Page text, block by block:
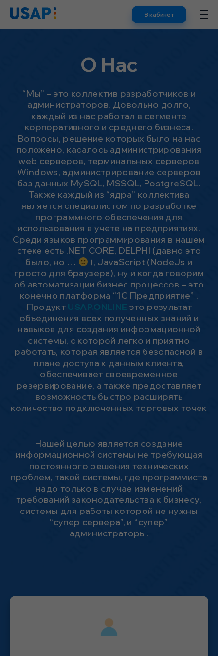
Skip
content
В кабинет
О Нас
“Мы” – это коллектив разработчиков и
администраторов. Довольно долго,
каждый из нас работал в сегменте
корпоративного и среднего бизнеса.
Вопросы, решение которых было на нас
положено, касалось администрирования
web серверов, терминальных серверов
Windows, администрирование серверов
баз данных MySQL, MSSQL, PostgreSQL.
Также каждый из “ядра” коллектива
является специалистом по разработке
программного обеспечения для
использования в учете на предприятиях.
Среди языков программирования в нашем
стеке есть .NET CORE, DELPHI (давно это
было, но …
), JavaScript (NodeJs и
просто для браузера), ну и когда говорим
об автоматизации бизнес процессов – это
конечно платформа “1С Предприятие” .
Продукт USAP.ONLINE это результат
объединения всех полученных знаний и
навыков для создания информационной
системы, с которой легко и приятно
работать, которая является безопасной в
плане доступа к данным клиента,
обеспечивает своевременное
резервирование, а также предоставляет
возможность быстро расширять
количество подключенных торговых точек
.
Нашей целью является создание
информационной системы не требующая
постоянного решения технических
проблем, такой системы, где программиста
надо только в случае изменений
требований законодательства к бизнесу,
системы для работы которой не нужны
“супер сервера”, и “супер”
администраторы.